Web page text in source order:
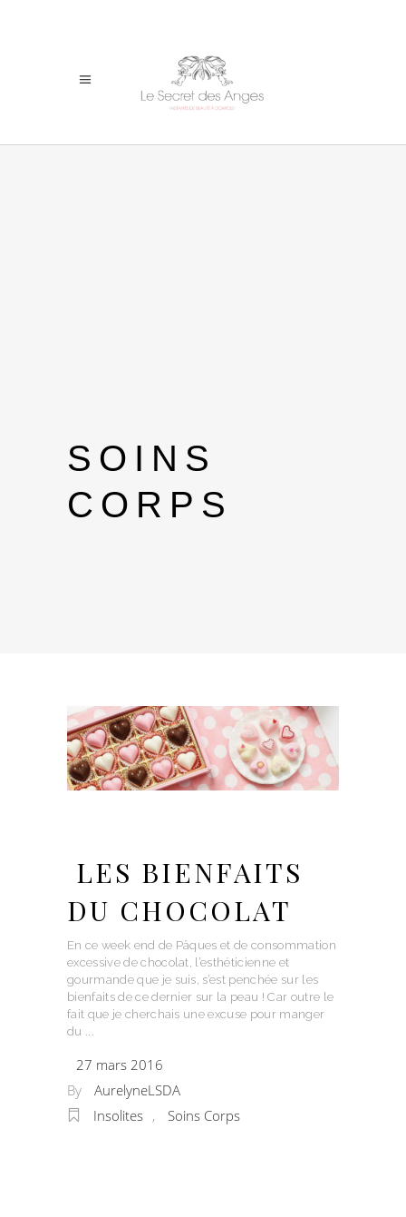
SOINS
CORPS
LES BIENFAITS
DU CHOCOLAT
En ce week end de Pâques et de consommation
excessive de chocolat, l’esthéticienne et
gourmande que je suis, s’est penchée sur les
bienfaits de ce dernier sur la peau ! Car outre le
fait que je cherchais une excuse pour manger
du
27 mars 2016
By
AurelyneLSDA
Insolites , Soins Corps